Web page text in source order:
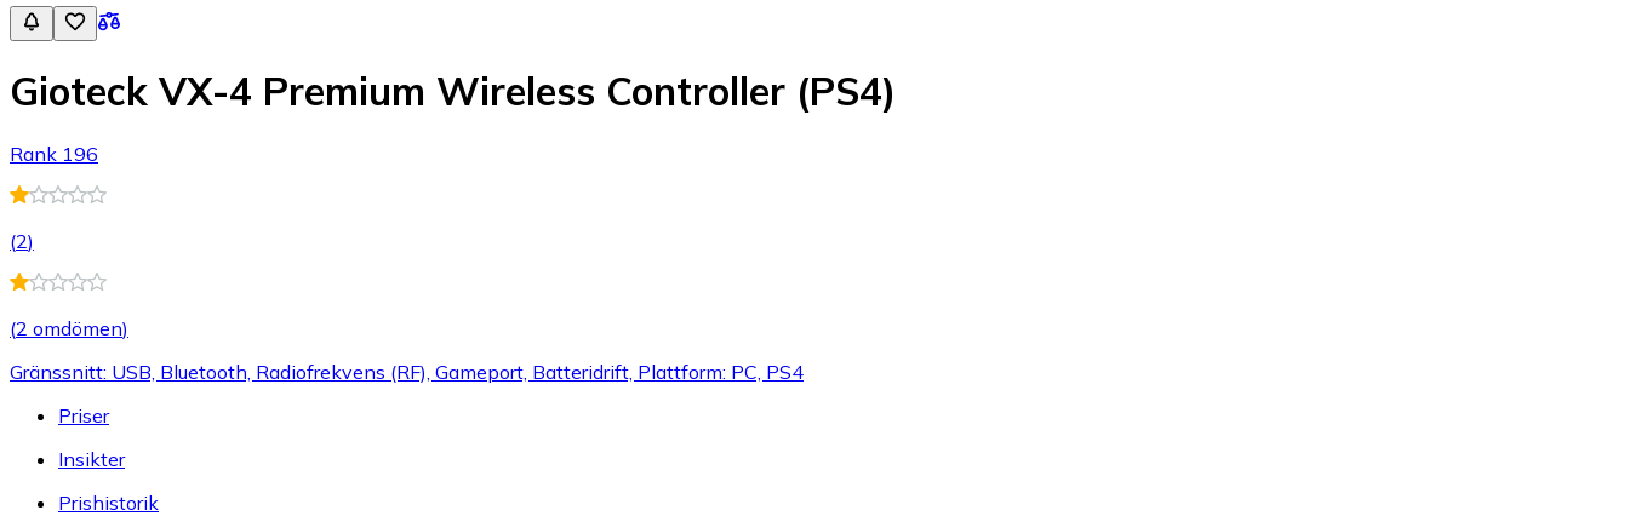
Gioteck VX-4 Premium Wireless Controller (PS4)
Rank 196
(2)
(2 omdömen)
Gränssnitt: USB, Bluetooth, Radiofrekvens (RF), Gameport, Batteridrift, Plattform: PC, PS4
Priser
Insikter
Prishistorik